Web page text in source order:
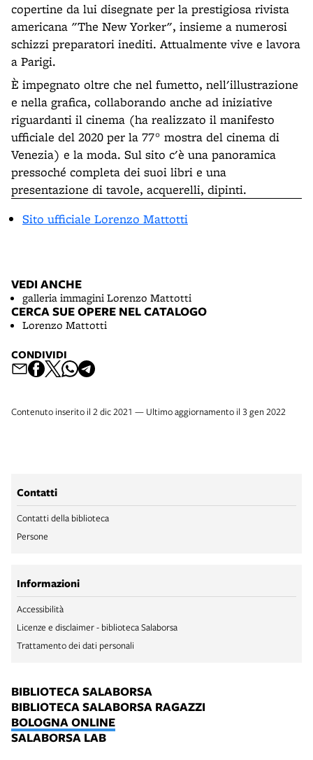
copertine da lui disegnate per la prestigiosa rivista
americana "The New Yorker", insieme a numerosi
schizzi preparatori inediti. Attualmente vive e lavora
a Parigi.
È impegnato oltre che nel fumetto, nell'illustrazione
e nella grafica, collaborando anche ad iniziative
riguardanti il cinema (ha realizzato il manifesto
ufficiale del 2020 per la 77° mostra del cinema di
Venezia) e la moda. Sul sito c'è una panoramica
pressoché completa dei suoi libri e una
presentazione di tavole, acquerelli, dipinti.
Sito ufficiale Lorenzo Mattotti
VEDI ANCHE
galleria immagini Lorenzo Mattotti
CERCA SUE OPERE NEL CATALOGO
Lorenzo Mattotti
CONDIVIDI
Contenuto inserito il 2 dic 2021 — Ultimo aggiornamento il 3 gen 2022
Contatti
Contatti della biblioteca
Persone
Informazioni
Accessibilità
Licenze e disclaimer - biblioteca Salaborsa
Trattamento dei dati personali
BIBLIOTECA SALABORSA
BIBLIOTECA SALABORSA RAGAZZI
BOLOGNA ONLINE
SALABORSA LAB